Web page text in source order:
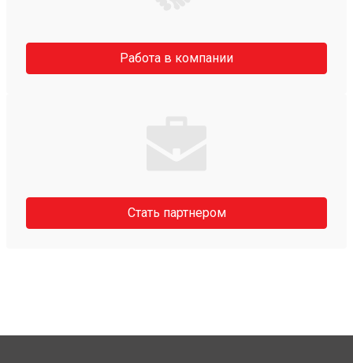
Работа в компании
Стать партнером